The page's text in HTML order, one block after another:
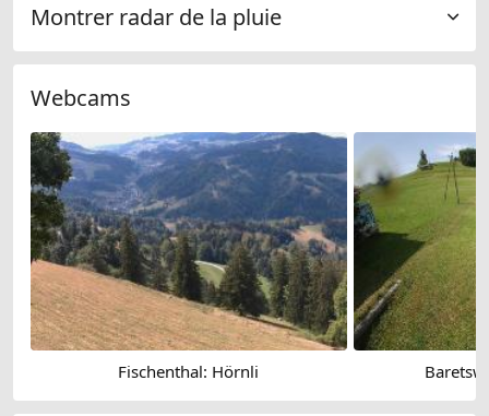
Montrer radar de la pluie
Webcams
Fischenthal: Hörnli